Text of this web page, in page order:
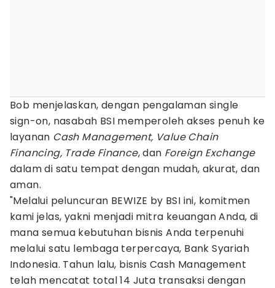
Bob menjelaskan, dengan pengalaman single
sign-on, nasabah BSI memperoleh akses penuh ke
layanan Cash Management, Value Chain
Financing, Trade Finance, dan Foreign Exchange
dalam di satu tempat dengan mudah, akurat, dan
aman.
"Melalui peluncuran BEWIZE by BSI ini, komitmen
kami jelas, yakni menjadi mitra keuangan Anda, di
mana semua kebutuhan bisnis Anda terpenuhi
melalui satu lembaga terpercaya, Bank Syariah
Indonesia. Tahun lalu, bisnis Cash Management
telah mencatat total 14 Juta transaksi dengan